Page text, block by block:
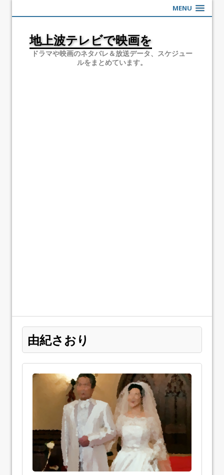
MENU
地上波テレビで映画を
ドラマや映画のネタバレ＆放送データ、スケジュー
ルをまとめています。
由紀さおり